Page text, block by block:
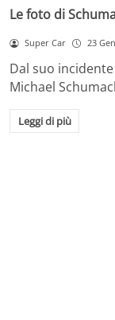
Le foto di
Super Car 23
Dal suo
Michael
Leggi di più